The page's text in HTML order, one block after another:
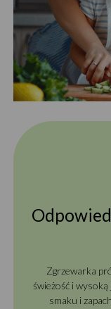
Zgrzewarka
świeżość i
smaku i